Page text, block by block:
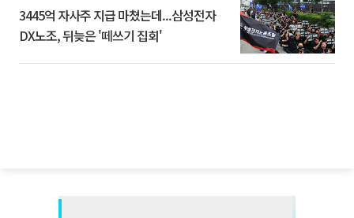
3445억 자사주 지급 마쳤는데...삼성전자
DX노조, 뒤늦은 '떼쓰기 집회'